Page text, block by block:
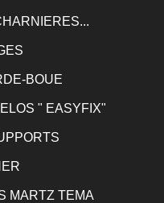
BOUE
" EASYFIX"
MARTZ TEMA